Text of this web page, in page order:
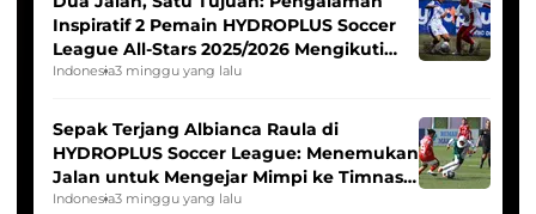
Inspiratif 2 Pemain HYDROPLUS Soccer
League All-Stars 2025/2026 Mengikuti
Seleksi Timnas Indonesia Putri
Indonesia3 minggu yang lalu
Sepak Terjang Albianca Raula di
HYDROPLUS Soccer League: Menemukan
Jalan untuk Mengejar Mimpi ke Timnas
Indonesia Putri
Indonesia3 minggu yang lalu